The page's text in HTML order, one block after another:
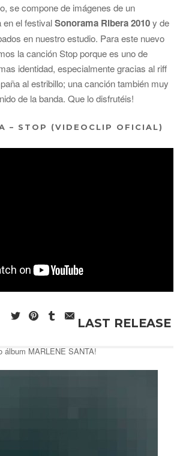
se compone de imágenes de un
en el festivalSonorama Ribera 2010y de
en nuestro estudio. Para este nuevo
la canción Stop porque es uno de
identidad, especialmente gracias al riff
al estribillo; una canción también muy
de la banda. Que lo disfrutéis!
– STOP (VIDEOCLIP OFICIAL)
LAST RELEASE
álbum MARLENE SANTA!